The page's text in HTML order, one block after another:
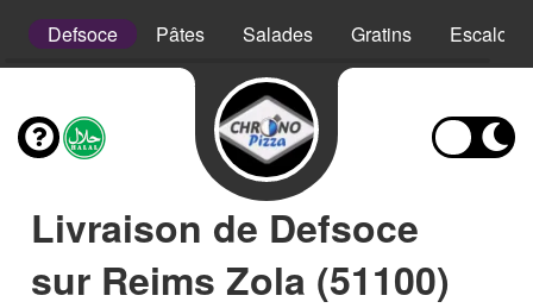
Defsoce Pâtes Salades Gratins
Livraison de Defsoce
sur Reims Zola (51100)